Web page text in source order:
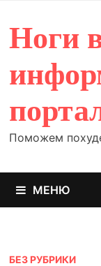
содержимому
Ноги
Поможем
МЕНЮ
БЕЗ РУБРИКИ